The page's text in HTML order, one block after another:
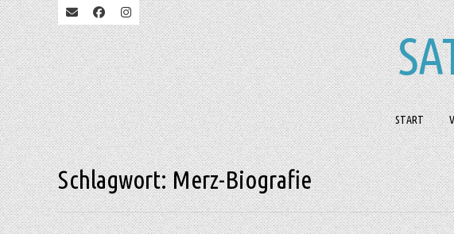
START
Schlagwort:Merz-Biografie